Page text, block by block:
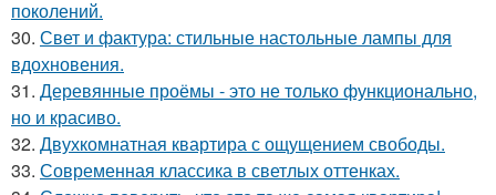
поколений.
30. Свет и фактура: стильные настольные лампы для
вдохновения.
31. Деревянные проёмы - это не только функционально,
но и красиво.
32. Двухкомнатная квартира с ощущением свободы.
33. Современная классика в светлых оттенках.